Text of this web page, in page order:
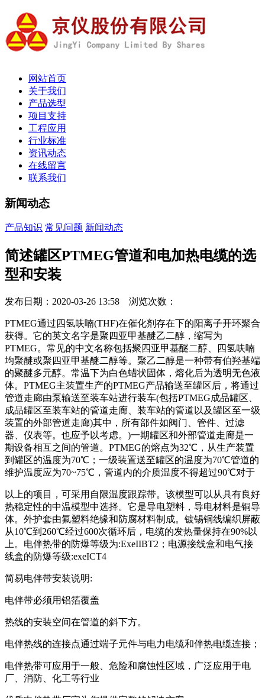
网站首页
关于我们
产品选型
项目支持
工程应用
行业标准
资讯动态
在线留言
联系我们
新闻动态
产品知识 常见问题 新闻动态
简述罐区PTMEG管道和电加热电缆的选
型和安装
发布日期：2020-03-26 13:58 浏览次数：
PTMEG通过四氢呋喃(THF)在催化剂存在下的阳离子开环聚合
获得。它的英文名字是聚四亚甲基醚乙二醇，缩写为
PTMEG。常见的中文名称包括聚四亚甲基醚二醇、四氢呋喃
均聚醚或聚四亚甲基醚二醇等。聚乙二醇是一种带有伯羟基端
的聚醚多元醇。常温下为白色蜡状固体，熔化后为透明无色液
体。PTMEG主装置生产的PTMEG产品输送至罐区后，将通过
管道走廊由泵输送至装车站进行装车(包括PTMEG成品罐区、
成品罐区至装车站的管道走廊、装车站的管道以及罐区至一级
装置的外部管道走廊)其中，所有部件如阀门、管件、过滤
器、仪表等。也应予以考虑。)一期罐区和外部管道走廊是一
期设备相互之间的管道。PTMEG的熔点为32℃，从生产装置
到罐区的温度为70℃；一级装置送至罐区的温度为70℃管道的
维护温度应为70~75℃，管道内的介质温度不得超过90℃对于
以上的项目，可采用自限温度跟踪带。该模型可以从具有良好
热稳定性的中温模型中选择。它是导电塑料，导电材料是铜导
体。外护套由氟塑料绝缘和防腐材料制成。镀锡铜线编织屏蔽
从10℃到260℃经过600次循环后，电缆的发热量保持在90%以
上。电伴热带的防爆等级为:ExeIIBT2；电源接线盒和电气接
线盒的防爆等级:exeICT4
简易电伴带安装说明:
电伴带必须用铝箔覆盖
热线的安装空间在管道的斜下方。
电伴热线的连接点通过端子元件与电力电缆和伴热电缆连接；
电伴热带可应用于一般、危险和腐蚀性区域，广泛应用于电
厂、消防、化工等行业